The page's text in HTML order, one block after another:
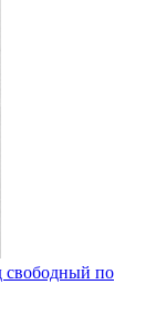
свободный по